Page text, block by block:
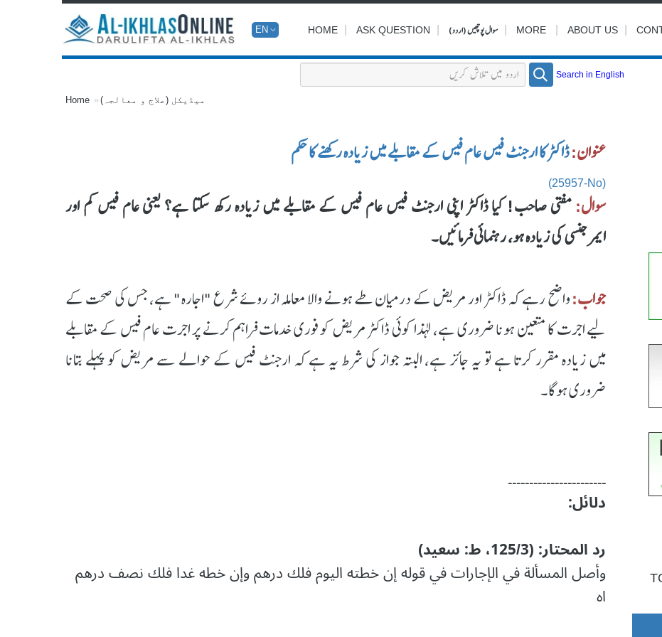
EN HOME ASK QUESTION سوال پوچھیں (اردو) MORE ABOUT US
Search in English
Home میڈیکل (علاج و معالجہ)
عنوان:ڈاکٹر کا ارجنٹ فیس عام فیس کے مقابلے میں زیادہ رکھنے کا حکم
(25957-No)
سوال:مفتی صاحب! کیا ڈاکٹر اپنی ارجنٹ فیس عام فیس کے مقابلے میں زیادہ رکھ سکتا ہے؟ یعنی عام فیس کم اور
ایمرجنسی کی زیادہ ہو، رہنمائی فرمائیں۔
جواب:واضح رہے کہ ڈاکٹر اور مریض کے درمیان طے ہونے والا معاملہ از روئے شرع "اجارہ" ہے، جس کی صحت کے
لیے اجرت کا متعین ہونا ضروری ہے، لہذا کوئی ڈاکٹر مریض کو فوری خدمات فراہم کرنے پر اجرت عام فیس کے مقابلے
میں زیادہ مقرر کرتا ہے تو یہ جائز ہے، البتہ جواز کی شرط یہ ہے کہ ارجنٹ فیس کے حوالے سے مریض کو پہلے بتانا
ضروری ہوگا۔
۔۔۔۔۔۔۔۔۔۔۔۔۔۔۔۔۔۔۔۔۔۔۔
دلائل:
رد المحتار: (125/3، ط: سعيد)
وأصل المسألة في الإجارات في قوله إن خطته اليوم فلك درهم وإن خطه غدا فلك نصف درهم
اه